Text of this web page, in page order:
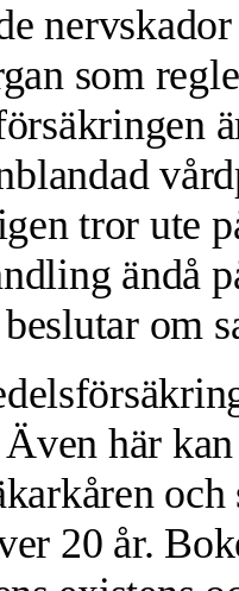
som
tror ute
ändå
om
här
20 år.